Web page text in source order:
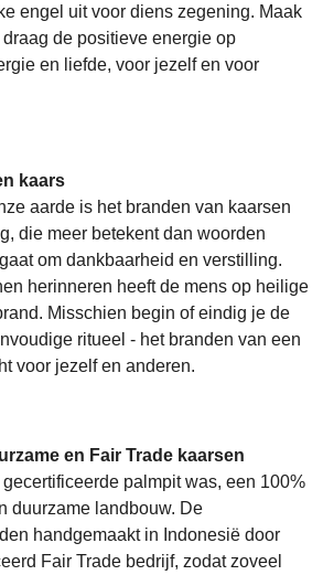
engel uit voor diens zegening. Maak
de positieve energie op
en liefde, voor jezelf en voor
kaars
aarde is het branden van kaarsen
die meer betekent dan woorden
om dankbaarheid en verstilling.
herinneren heeft de mens op heilige
Misschien begin of eindig je de
ritueel - het branden van een
voor jezelf en anderen.
en Fair Trade kaarsen
palmpit was, een 100%
duurzame landbouw. De
handgemaakt in Indonesië door
Fair Trade bedrijf, zodat zoveel